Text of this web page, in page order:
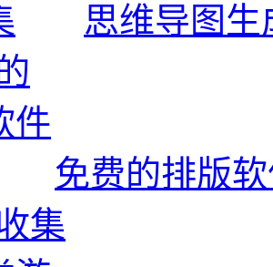
思维导图
免费的排版